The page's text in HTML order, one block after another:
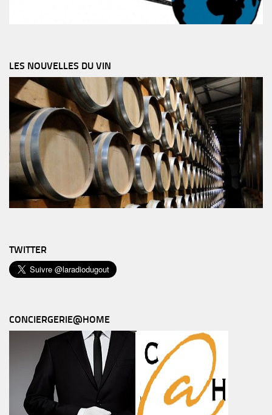
LES NOUVELLES DU VIN
TWITTER
CONCIERGERIE@HOME